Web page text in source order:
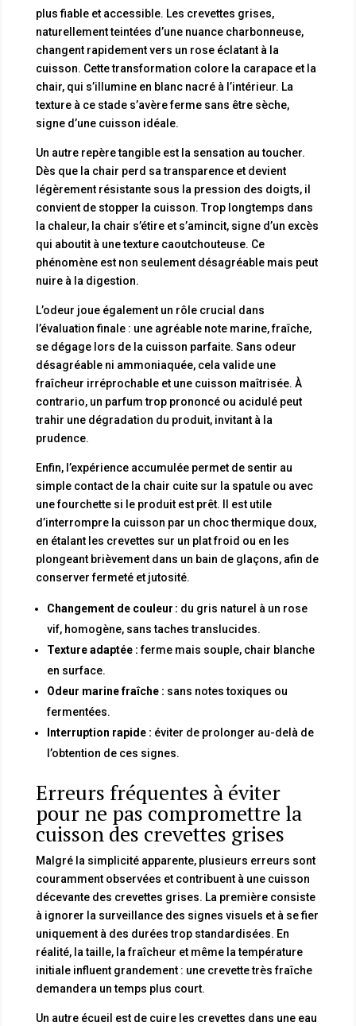
plus fiable et accessible. Les crevettes grises,
naturellement teintées d’une nuance charbonneuse,
changent rapidement vers un rose éclatant à la
cuisson. Cette transformation colore la carapace et la
chair, qui s’illumine en blanc nacré à l’intérieur. La
texture à ce stade s’avère ferme sans être sèche,
signe d’une cuisson idéale.
Un autre repère tangible est la sensation au toucher.
Dès que la chair perd sa transparence et devient
légèrement résistante sous la pression des doigts, il
convient de stopper la cuisson. Trop longtemps dans
la chaleur, la chair s’étire et s’amincit, signe d’un excès
qui aboutit à une texture caoutchouteuse. Ce
phénomène est non seulement désagréable mais peut
nuire à la digestion.
L’odeur joue également un rôle crucial dans
l’évaluation finale : une agréable note marine, fraîche,
se dégage lors de la cuisson parfaite. Sans odeur
désagréable ni ammoniaquée, cela valide une
fraîcheur irréprochable et une cuisson maîtrisée. À
contrario, un parfum trop prononcé ou acidulé peut
trahir une dégradation du produit, invitant à la
prudence.
Enfin, l’expérience accumulée permet de sentir au
simple contact de la chair cuite sur la spatule ou avec
une fourchette si le produit est prêt. Il est utile
d’interrompre la cuisson par un choc thermique doux,
en étalant les crevettes sur un plat froid ou en les
plongeant brièvement dans un bain de glaçons, afin de
conserver fermeté et jutosité.
Changement de couleur : du gris naturel à un rose
vif, homogène, sans taches translucides.
Texture adaptée :ferme mais souple, chair blanche
en surface.
Odeur marine fraîche : sans notes toxiques ou
fermentées.
Interruption rapide : éviter de prolonger au-delà de
l’obtention de ces signes.
Erreurs fréquentes à éviter
pour ne pas compromettre la
cuisson des crevettes grises
Malgré la simplicité apparente, plusieurs erreurs sont
couramment observées et contribuent à une cuisson
décevante des crevettes grises. La première consiste
à ignorer la surveillance des signes visuels et à se fier
uniquement à des durées trop standardisées. En
réalité, la taille, la fraîcheur et même la température
initiale influent grandement : une crevette très fraîche
demandera un temps plus court.
Un autre écueil est de cuire les crevettes dans une eau